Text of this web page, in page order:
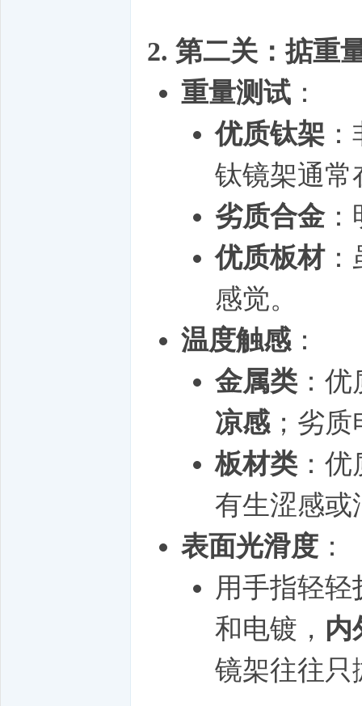
2. 第二关：掂重
重量测试 ：
优质钛架
钛镜架通常
劣质合金：
优质板材：
感觉。
温度触感 ：
金属类 ：
凉感 ；劣
板材类 ：
有生涩感或
表面光滑度 ：
用手指轻
和电镀， 内
镜架往往只